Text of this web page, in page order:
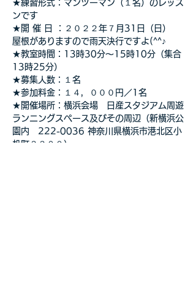
★練習形式：マンツーマン（１名）のレッス
ンです
★開 催 日 ：２０２２年７月31日（日）
屋根がありますので雨天決行ですよ(^^♪
★教室時間：13時30分～15時10分（集合
13時25分）
★募集人数：１名
★参加料金：１４，０００円／1名
★開催場所：横浜会場　日産スタジアム周遊
ランニングスペース及びその周辺（新横浜公
園内　222-0036 神奈川県横浜市港北区小
机町３３００）